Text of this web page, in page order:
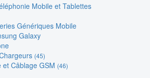
Mobile et Tablettes
Génériques Mobile
Galaxy
(45)
et Câblage GSM (46)